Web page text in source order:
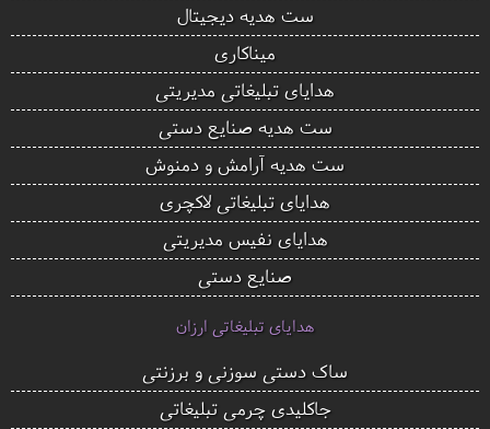
ست هدیه دیجیتال
میناکاری
هدایای تبلیغاتی مدیریتی
ست هدیه صنایع دستی
ست هدیه آرامش و دمنوش
هدایای تبلیغاتی لاکچری
هدایای نفیس مدیریتی
صنایع دستی
هدایای تبلیغاتی ارزان
ساک دستی سوزنی و برزنتی
جاکلیدی چرمی تبلیغاتی